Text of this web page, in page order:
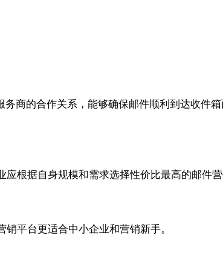
商的合作关系，能够确保邮件顺利到达收件
根据自身规模和需求选择性价比最高的邮件营
平台更适合中小企业和营销新手。